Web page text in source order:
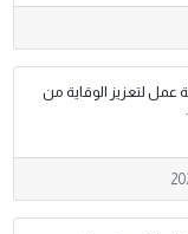
لتعزيز الوقاية من